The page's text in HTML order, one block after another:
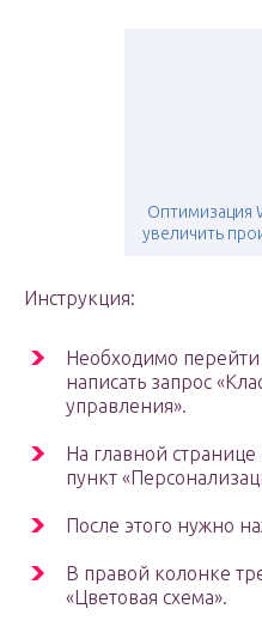
Оптимизация
увеличить
Инструкция:
Необходимо
написать запрос
управления».
На главной
пункт
После этого нужно
В правой колонке
«Цветовая схема».